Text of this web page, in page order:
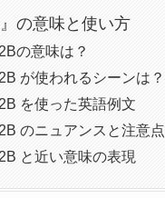
』の意味と使い方
の意味は？
が使われるシーンは？
を使った英語例文
のニュアンスと注意点
と近い意味の表現